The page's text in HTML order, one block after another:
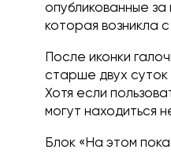
опубликованные
которая возникла
После иконки
старше двух
Хотя если
могут находиться
Блок «На этом